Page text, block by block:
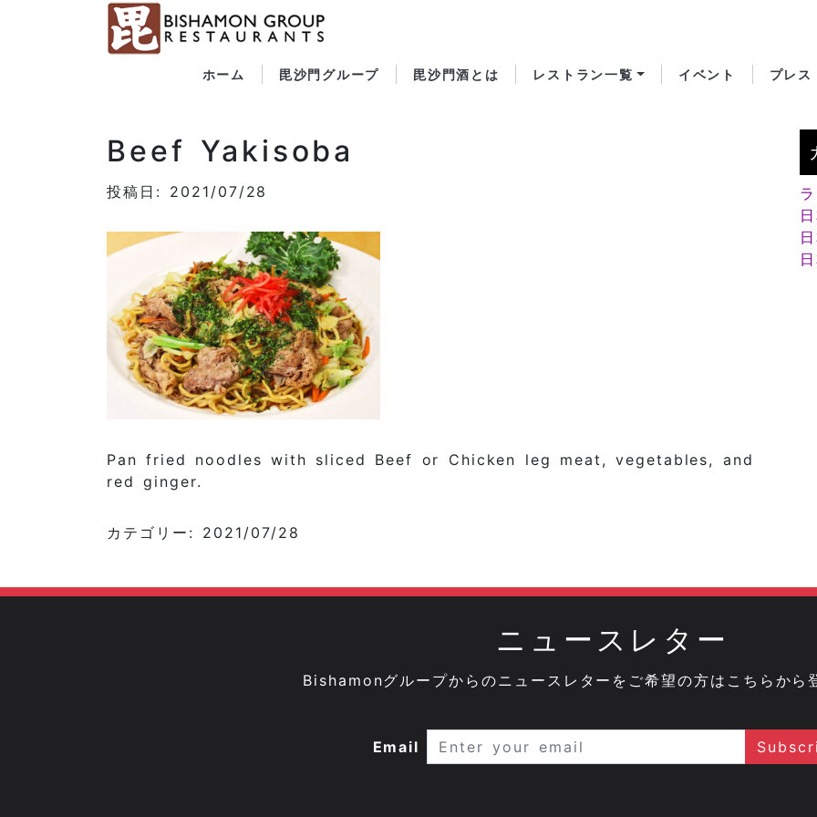
ホーム 毘沙門グループ 毘沙門酒とは レストラン一覧 イベント プレス
Beef Yakisoba
投稿日: 2021/07/28
Pan fried noodles with sliced Beef or Chicken leg meat, vegetables, and
red ginger.
カテゴリー: 2021/07/28
ニュースレター
Bishamonグループからのニュースレターをご希望の方はこちらから
Email